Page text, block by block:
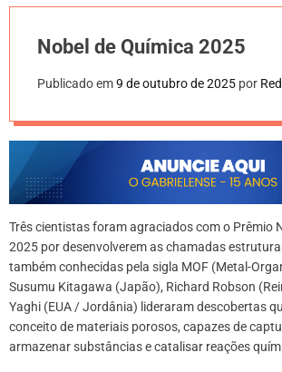
s
Nobel de Química 2025
Publicado em9 de outubro de 2025 por
Três cientistas foram agraciados com o Prêmio
2025 por desenvolverem as chamadas
também conhecidas pela sigla MOF (Metal-
Susumu Kitagawa (Japão), Richard Robson
Yaghi (EUA / Jordânia) lideraram descobertas
conceito de materiais porosos, capazes de
armazenar substâncias e catalisar reações